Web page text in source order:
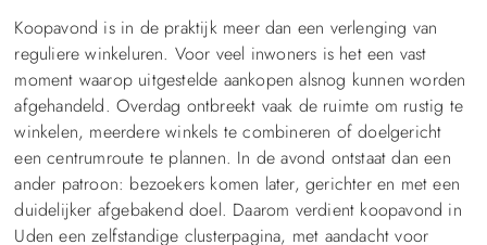
Koopavond is in de praktijk meer dan een verlenging van
reguliere winkeluren. Voor veel inwoners is het een vast
moment waarop uitgestelde aankopen alsnog kunnen worden
afgehandeld. Overdag ontbreekt vaak de ruimte om rustig te
winkelen, meerdere winkels te combineren of doelgericht
een centrumroute te plannen. In de avond ontstaat dan een
ander patroon: bezoekers komen later, gerichter en met een
duidelijker afgebakend doel. Daarom verdient koopavond in
Uden een zelfstandige clusterpagina, met aandacht voor